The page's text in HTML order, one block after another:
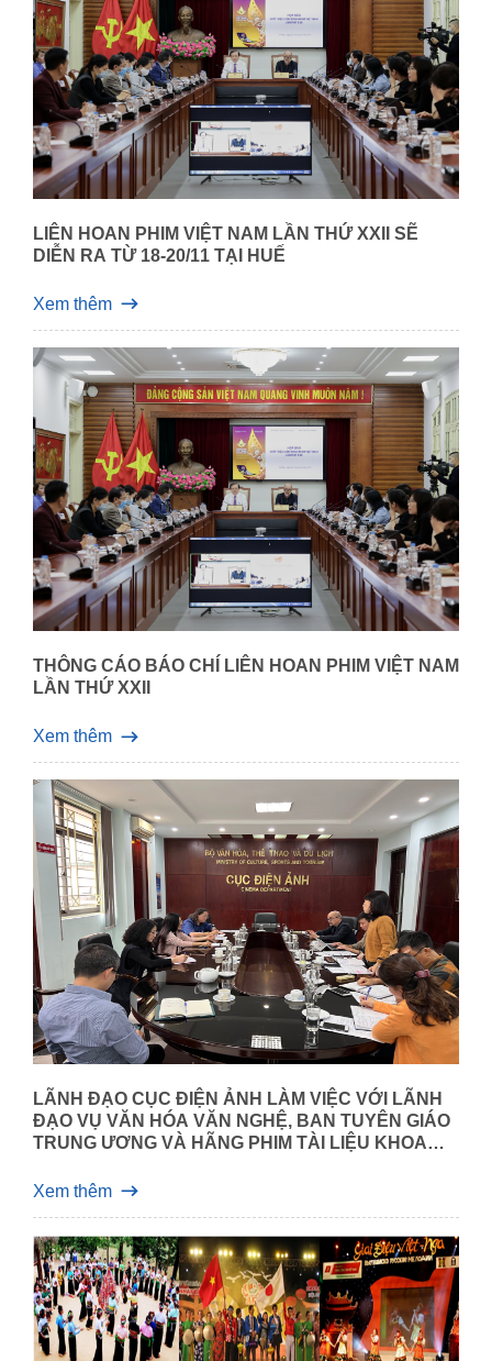
LIÊN HOAN PHIM VIỆT NAM LẦN THỨ XXII SẼ
DIỄN RA TỪ 18-20/11 TẠI HUẾ
Xem thêm
THÔNG CÁO BÁO CHÍ LIÊN HOAN PHIM VIỆT NAM
LẦN THỨ XXII
Xem thêm
LÃNH ĐẠO CỤC ĐIỆN ẢNH LÀM VIỆC VỚI LÃNH
ĐẠO VỤ VĂN HÓA VĂN NGHỆ, BAN TUYÊN GIÁO
TRUNG ƯƠNG VÀ HÃNG PHIM TÀI LIỆU KHOA
Xem thêm